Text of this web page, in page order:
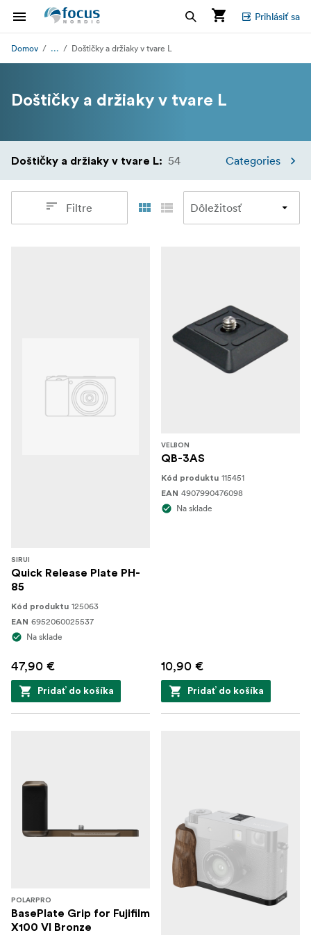
Prihlásiť sa
Domov ... Doštičky a držiaky v tvare L
Doštičky a držiaky v tvare L
Doštičky a držiaky v tvare L: 54 Categories
Filtre
SIRUI
Quick Release Plate PH-
85
Kód produktu 125063
EAN 6952060025537
Na sklade
47,90 €
Pridať do košíka
VELBON
QB-3AS
Kód produktu 115451
EAN 4907990476098
Na sklade
10,90 €
Pridať do košíka
POLARPRO
BasePlate Grip for Fujifilm
X100 VI Bronze